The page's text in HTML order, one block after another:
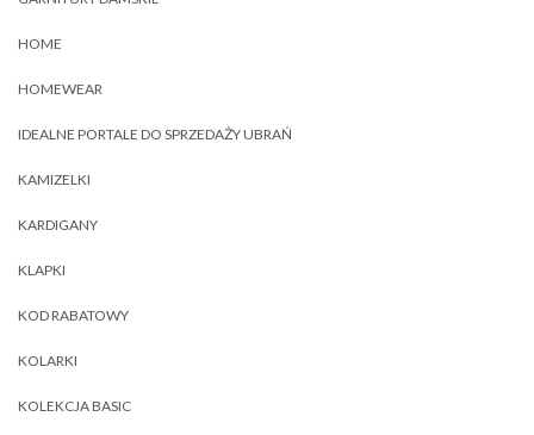
HOME
HOMEWEAR
IDEALNE PORTALE DO SPRZEDAŻY UBRAŃ
KAMIZELKI
KARDIGANY
KLAPKI
KOD RABATOWY
KOLARKI
KOLEKCJA BASIC